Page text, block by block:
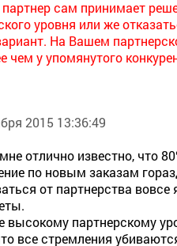
сам принимает
уровня или же
На Вашем
чем у упомянутого
2015 13:36:49
отлично известно, что
по новым заказам
от партнерства
высокому партнерскому
все стремления